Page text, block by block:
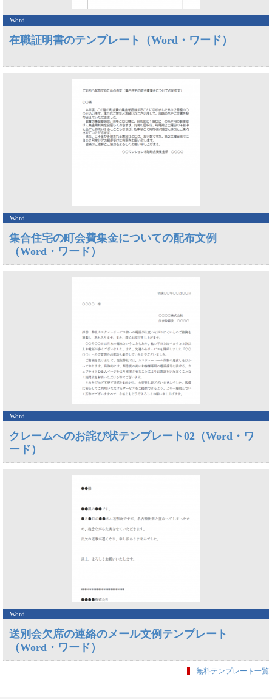
Word
在職証明書のテンプレート（Word・ワード）
Word
集合住宅の町会費集金についての配布文例
（Word・ワード）
Word
クレームへのお詫び状テンプレート02（Word・ワ
ード）
Word
送別会欠席の連絡のメール文例テンプレート
（Word・ワード）
無料テンプレート一覧